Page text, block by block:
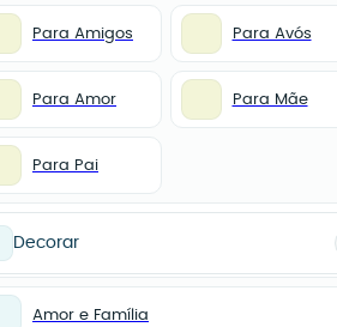
Para Amigos Para Avós
Para Amor Para Mãe
Para Pai
Decorar
Amor e Família